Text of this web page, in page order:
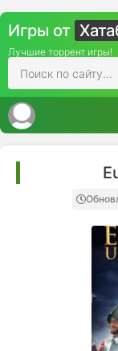
Игры от
Лучшие торрент игры!